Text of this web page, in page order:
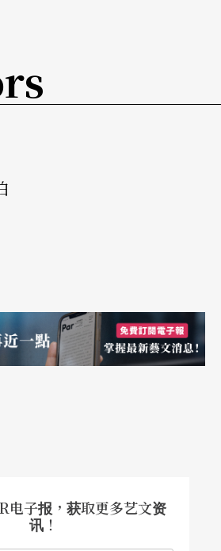
是北京、上海同类演出的一
另一方面也看到了艺术与市场
府应该要做点什么。这是好
票价而非合理票价走进剧院，
化市场消费并无助益。高票价
电子报，获取更多艺文资
讯！